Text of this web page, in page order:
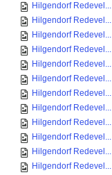
Hilgendorf Redevel...
Hilgendorf Redevel...
Hilgendorf Redevel...
Hilgendorf Redevel...
Hilgendorf Redevel...
Hilgendorf Redevel...
Hilgendorf Redevel...
Hilgendorf Redevel...
Hilgendorf Redevel...
Hilgendorf Redevel...
Hilgendorf Redevel...
Hilgendorf Redevel...